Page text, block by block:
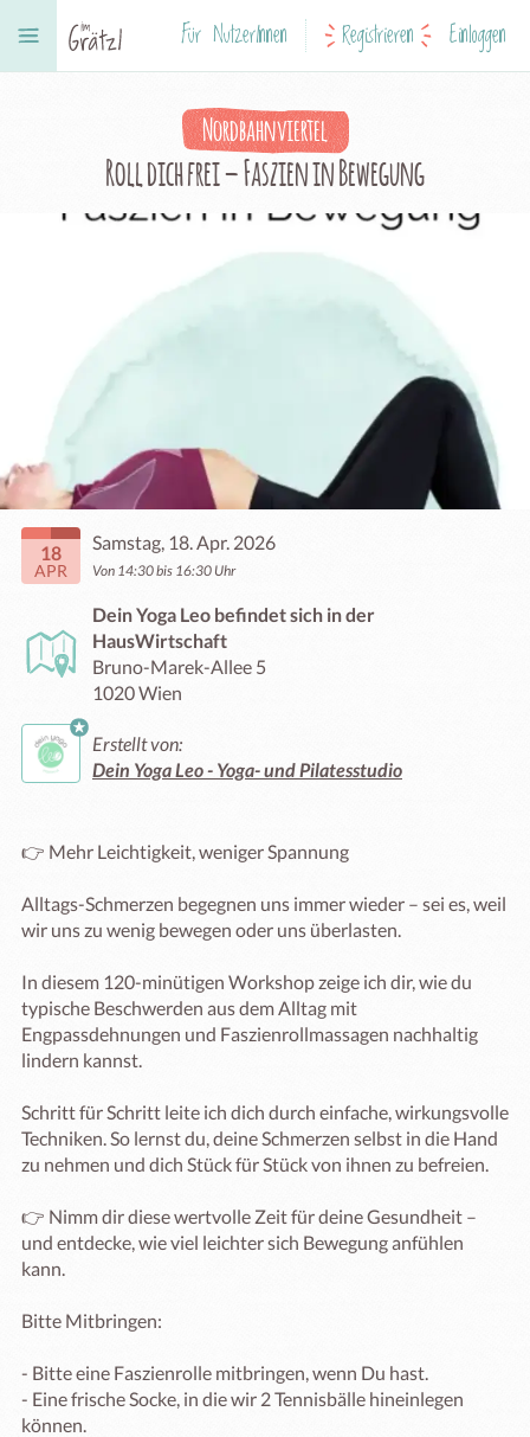
Für NutzerInnen Registrieren Einloggen
Nordbahnviertel
Roll dich frei – Faszien in Bewegung
18
APR
Samstag, 18. Apr. 2026
Von 14:30 bis 16:30 Uhr
Dein Yoga Leo befindet sich in der
HausWirtschaft
Bruno-Marek-Allee 5
1020 Wien
Erstellt von:
Dein Yoga Leo - Yoga- und Pilatesstudio
👉 Mehr Leichtigkeit, weniger Spannung
Alltags-Schmerzen begegnen uns immer wieder – sei es, weil
wir uns zu wenig bewegen oder uns überlasten.
In diesem 120-minütigen Workshop zeige ich dir, wie du
typische Beschwerden aus dem Alltag mit
Engpassdehnungen und Faszienrollmassagen nachhaltig
lindern kannst.
Schritt für Schritt leite ich dich durch einfache, wirkungsvolle
Techniken. So lernst du, deine Schmerzen selbst in die Hand
zu nehmen und dich Stück für Stück von ihnen zu befreien.
👉 Nimm dir diese wertvolle Zeit für deine Gesundheit –
und entdecke, wie viel leichter sich Bewegung anfühlen
kann.
Bitte Mitbringen:
- Bitte eine Faszienrolle mitbringen, wenn Du hast.
- Eine frische Socke, in die wir 2 Tennisbälle hineinlegen
können.